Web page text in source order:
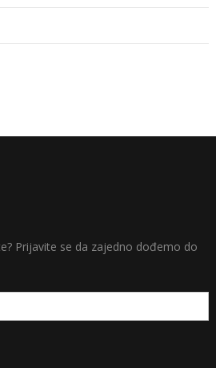
Prijavite se da zajedno dođemo do